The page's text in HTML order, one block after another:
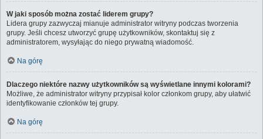
W jaki sposób można zostać liderem grupy?
Lidera grupy zazwyczaj mianuje administrator witryny podczas tworzenia
grupy. Jeśli chcesz utworzyć grupę użytkowników, skontaktuj się z
administratorem, wysyłając do niego prywatną wiadomość.
Na górę
Dlaczego niektóre nazwy użytkowników są wyświetlane innymi kolorami?
Możliwe, że administrator witryny przypisał kolor członkom grupy, aby ułatwić
identyfikowanie członków tej grupy.
Na górę